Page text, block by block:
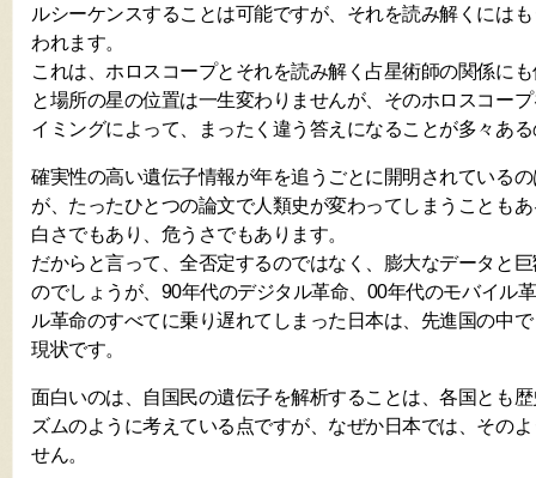
ルシーケンスすることは可能ですが、それを読み解くには
われます。
これは、ホロスコープとそれを読み解く占星術師の関係に
と場所の星の位置は一生変わりませんが、そのホロスコー
イミングによって、まったく違う答えになることが多々あ
確実性の高い遺伝子情報が年を追うごとに開明されている
が、たったひとつの論文で人類史が変わってしまうことも
白さでもあり、危うさでもあります。
だからと言って、全否定するのではなく、膨大なデータと
のでしょうが、90年代のデジタル革命、00年代のモバイル
ル革命のすべてに乗り遅れてしまった日本は、先進国の中
現状です。
面白いのは、自国民の遺伝子を解析することは、各国とも
ズムのように考えている点ですが、なぜか日本では、その
せん。